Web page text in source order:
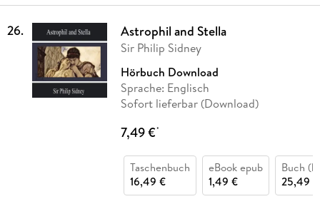
26. Astrophil and Stella
Sir Philip Sidney
Hörbuch Download
Sprache: Englisch
Sofort lieferbar (Download)
7,49 €*
Taschenbuch
16,49 €
eBook epub
1,49 €
Buch
25,49 €